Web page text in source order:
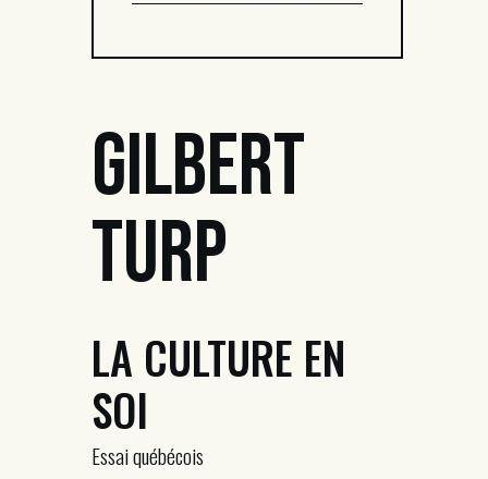
Gilbert
Turp
LA CULTURE EN
SOI
Essai québécois